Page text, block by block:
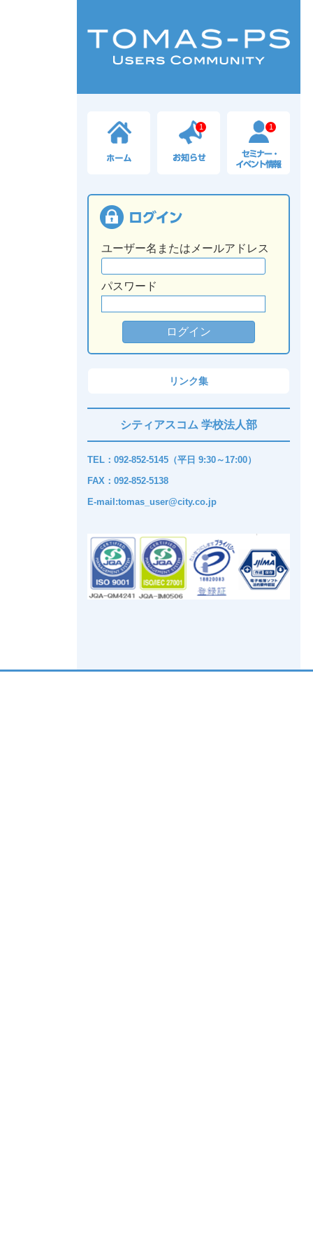
1 1
ユーザー名またはメールアドレス
パスワード
リンク集
シティアスコム 学校法人部
TEL：092-852-5145（平日 9:30～17:00）
FAX：092-852-5138
E-mail:tomas_user@city.co.jp